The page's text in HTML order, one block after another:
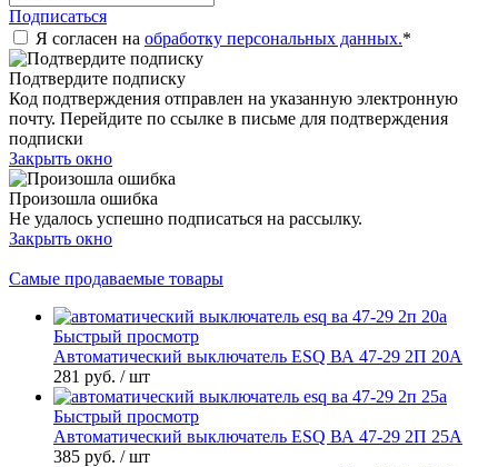
Подписаться
Я согласен на обработку персональных данных.*
Подтвердите подписку
Код подтверждения отправлен на указанную электронную
почту. Перейдите по ссылке в письме для подтверждения
подписки
Закрыть окно
Произошла ошибка
Не удалось успешно подписаться на рассылку.
Закрыть окно
Самые продаваемые товары
Быстрый просмотр
Автоматический выключатель ESQ ВА 47-29 2П 20А
281 руб. / шт
Быстрый просмотр
Автоматический выключатель ESQ ВА 47-29 2П 25А
385 руб. / шт